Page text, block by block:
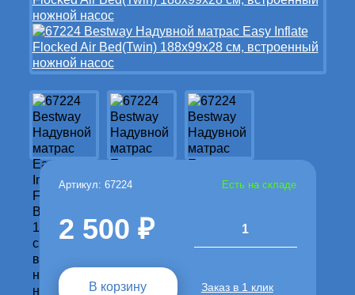
Артикул: 67224 Есть на складе
2 500 1
В корзину Заказ в 1 клик